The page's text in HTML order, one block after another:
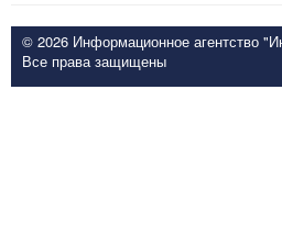
© 2026 Информационное агентство
Все права защищены